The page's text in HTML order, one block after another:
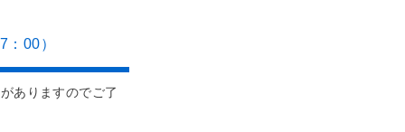
00）
ありますのでご了